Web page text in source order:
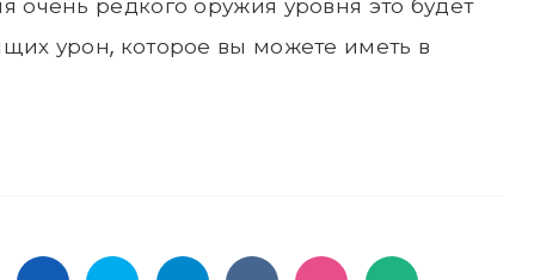
очень редкого оружия уровня это будет
урон, которое вы можете иметь в